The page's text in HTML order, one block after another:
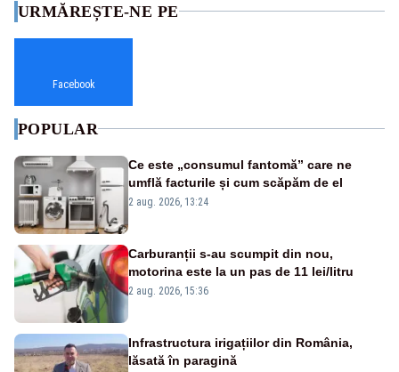
URMĂREȘTE-NE PE
Facebook
POPULAR
Ce este „consumul fantomă” care ne
umflă facturile și cum scăpăm de el
2 aug. 2026, 13:24
Carburanții s-au scumpit din nou,
motorina este la un pas de 11 lei/litru
2 aug. 2026, 15:36
Infrastructura irigațiilor din România,
lăsată în paragină